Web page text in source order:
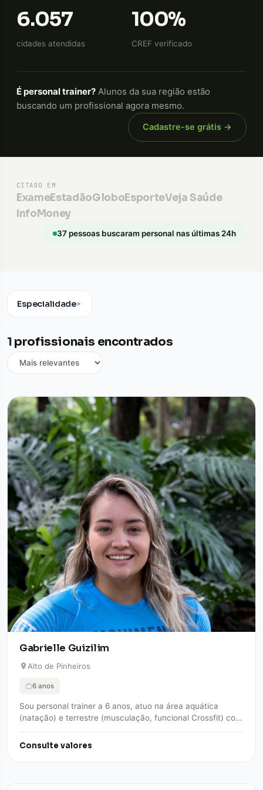
6.057
cidades atendidas
100%
CREF verificado
É personal trainer? Alunos da sua região estão
buscando um profissional agora mesmo.
Cadastre-se grátis →
CITADO EM
ExameEstadãoGloboEsporteVeja Saúde
InfoMoney
37 pessoas buscaram personal nas últimas 24h
Especialidade▼
1 profissionais encontrados
Gabrielle Guizilim
Alto de Pinheiros
6 anos
Sou personal trainer a 6 anos, atuo na área aquática
(natação) e terrestre (musculação, funcional Crossfit) com
Consulte valores